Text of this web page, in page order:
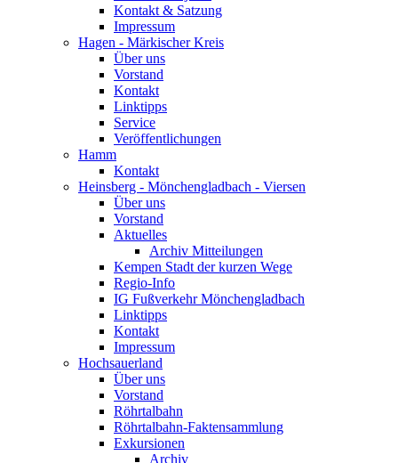
Kontakt & Satzung
Impressum
Hagen - Märkischer Kreis
Über uns
Vorstand
Kontakt
Linktipps
Service
Veröffentlichungen
Hamm
Kontakt
Heinsberg - Mönchengladbach - Viersen
Über uns
Vorstand
Aktuelles
Archiv Mitteilungen
Kempen Stadt der kurzen Wege
Regio-Info
IG Fußverkehr Mönchengladbach
Linktipps
Kontakt
Impressum
Hochsauerland
Über uns
Vorstand
Röhrtalbahn
Röhrtalbahn-Faktensammlung
Exkursionen
Archiv